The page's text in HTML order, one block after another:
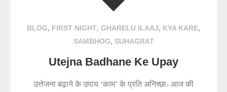
BLOG, FIRST NIGHT, GHARELU ILAAJ, KYA KARE,
SAMBHOG, SUHAGRAT
Utejna Badhane Ke Upay
उत्तेजना बढ़ाने के उपाय ‘काम’ के प्रति अनिच्छा- आज की